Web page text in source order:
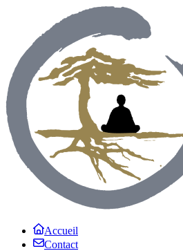
Accueil
Contact